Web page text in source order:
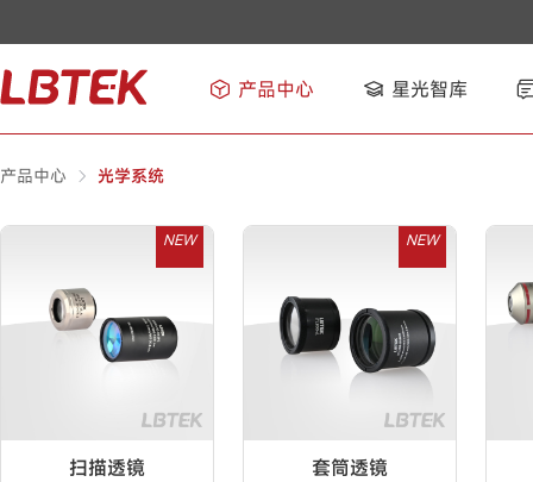
产品中心 星光智库
产品中心 光学系统
NEW
扫描透镜
NEW
套筒透镜